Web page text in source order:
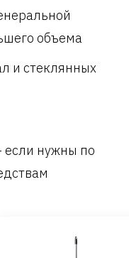
объема
и стеклянных
нужны по